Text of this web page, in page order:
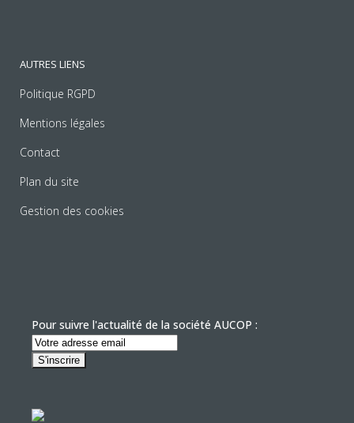
AUTRES LIENS
Politique RGPD
Mentions légales
Contact
Plan du site
Gestion des cookies
Pour suivre l'actualité de la société AUCOP :